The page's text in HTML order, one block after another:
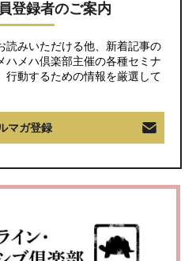
登録者のご案内
読みいただける他、新着記事の
ハメハ倶楽部主催の各種セミナ
行動するための情報を厳選して
マガ登録